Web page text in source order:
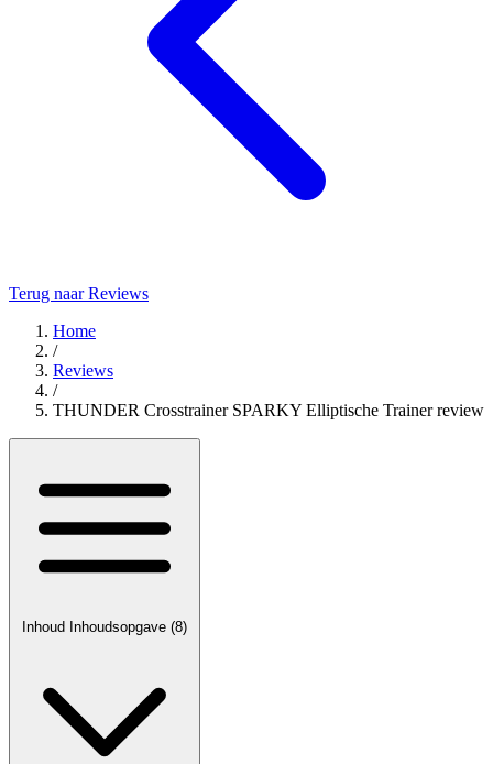
Terug naar Reviews
Home
/
Reviews
/
THUNDER Crosstrainer SPARKY Elliptische Trainer review
Inhoud Inhoudsopgave (8)